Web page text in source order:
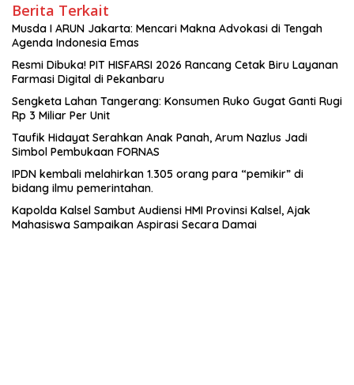
Berita Terkait
Musda I ARUN Jakarta: Mencari Makna Advokasi di Tengah
Agenda Indonesia Emas
Resmi Dibuka! PIT HISFARSI 2026 Rancang Cetak Biru Layanan
Farmasi Digital di Pekanbaru
Sengketa Lahan Tangerang: Konsumen Ruko Gugat Ganti Rugi
Rp 3 Miliar Per Unit
Taufik Hidayat Serahkan Anak Panah, Arum Nazlus Jadi
Simbol Pembukaan FORNAS
IPDN kembali melahirkan 1.305 orang para “pemikir” di
bidang ilmu pemerintahan.
Kapolda Kalsel Sambut Audiensi HMI Provinsi Kalsel, Ajak
Mahasiswa Sampaikan Aspirasi Secara Damai